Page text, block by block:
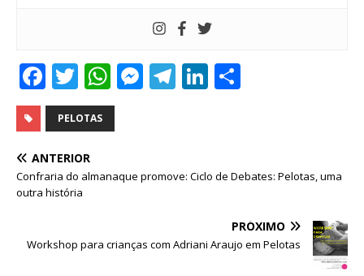
F
a
c
e
b
o
o
k
T
w
it
te
r
W
h
at
A
p
M
n
r
T
ra
Li
dI
PELOTAS
ANTERIOR
Confraria do almanaque promove: Ciclo de Debates: Pelotas, uma
outra história
PRÓXIMO
Workshop para crianças com Adriani Araujo em Pelotas